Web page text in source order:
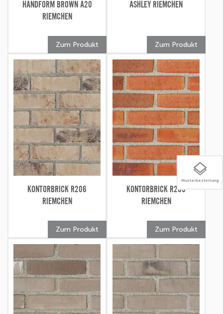
Musterbestellung
HANDFORM BROWN A20
RIEMCHEN
Zum Produkt
ASHLEY RIEMCHEN
Zum Produkt
KONTORBRICK R206
RIEMCHEN
Zum Produkt
KONTORBRICK R205
RIEMCHEN
Zum Produkt